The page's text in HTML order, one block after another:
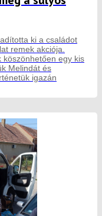
ki a családot
remek akciója.
köszönhetően egy kis
Melindát és
igazán